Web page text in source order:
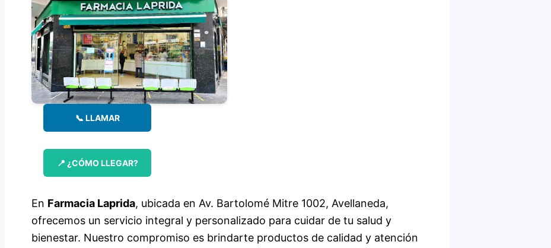
📞 LLAMAR
📍 ¿CÓMO LLEGAR?
En Farmacia Laprida, ubicada en Av. Bartolomé Mitre 1002, Avellaneda,
ofrecemos un servicio integral y personalizado para cuidar de tu salud y
bienestar. Nuestro compromiso es brindarte productos de calidad y atención